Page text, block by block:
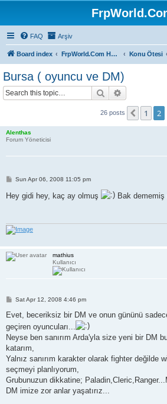
FAQ Arşiv
Board index FrpWorld.Com Hakkında Konu Ötesi
Bursa ( oyuncu ve DM)
Search
26 posts Previous
1 2
Alenthas
Forum Yöneticisi
P
t
Sun Apr 06, 2008 11:05 pm
Hey gidi hey, kaç ay olmuş Bak
mathius
Kullanıcı
P
s
Sat Apr 12, 2008 4:46 pm
Evet, beceriksiz bir DM ve onun gününü
geçiren oyuncuları...
Neyse ben sanırım Arda'yla size yeni bir DM
katarım,
Yalnız sanırım karakter olarak fighter değilde
seçmeyi planlıyorum,
Grubunuzun dikkatine;
DM imize zor anlar yaşatırız...